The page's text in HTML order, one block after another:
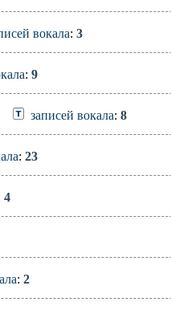
вокала: 3
: 9
записей вокала: 8
: 23
4
: 2